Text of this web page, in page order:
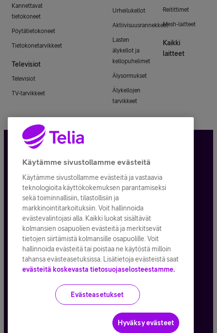
Kannettavat
tietokoneet
Pöytätietokoneet
Tietokonetarvikkeet
Televisiot
Televisiot
TV-tarvikkeet
Urheilukellot
Aktiivisuusrannekkeet
Lasten
älykellot ja
kellopuhelimet
Älysormukset
Älykellojen
tarvikkeet
Reitittimet
Mesh-laitteet
Kaikki
laitteet
Tietosuoja ja -turva
Tilauksen peruuttaminen
Käyttöehdot
Evästeiden käyttö
Toimitusehdot ja palvelukuvaukset
Kaikki hinnat ALV25,5%
© Telia Company2026
Käytämme sivustollamme evästeitä
Käytämme sivustollamme evästeitä ja vastaavia
teknologioita käyttökokemuksen parantamiseksi
sekä toiminnallisiin, tilastollisiin ja
markkinointitarkoituksiin. Voit hallinnoida
evästevalintojasi alla. Kaikki luokat sisältävät
kolmansien osapuolien evästeitä ja merkitsevät
tietojen siirtämistä kolmansille osapuolille. Voit
hallinnoida evästeitä tai poistaa ne käytöstä milloin
tahansa evästeasetuksissa. Lisätietoja evästeistä saat
evästeitä koskevasta tietosuojaselosteestamme.
Evästeasetukset
Hyväksy evästeet